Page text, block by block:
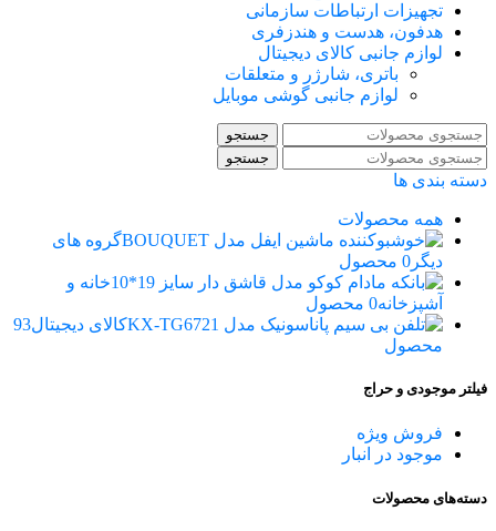
تجهیزات ارتباطات سازمانی
هدفون، هدست و هندزفری
لوازم جانبی کالای دیجیتال
باتری، شارژر و متعلقات
لوازم جانبی گوشی موبایل
جستجو
جستجو
دسته بندی ها
همه محصولات
گروه های
دیگر 0 محصول
خانه و
آشپزخانه0 محصول
کالای دیجیتال93
محصول
فیلتر موجودی و حراج
فروش ویژه
موجود در انبار
دسته‌های محصولات